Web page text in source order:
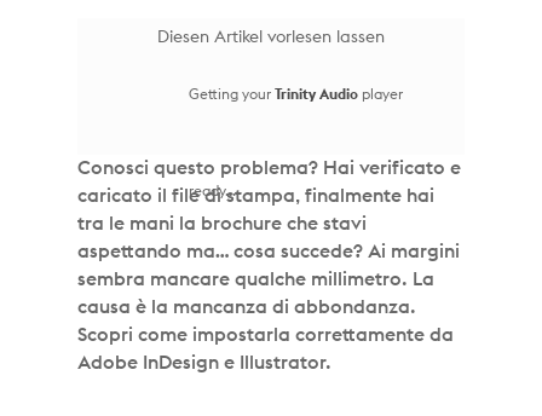
Diesen Artikel vorlesen lassen
Getting your Trinity Audio player
ready...
Conosci questo problema? Hai verificato e
caricato il file di stampa, finalmente hai
tra le mani la brochure che stavi
aspettando ma… cosa succede? Ai margini
sembra mancare qualche millimetro. La
causa è la mancanza di abbondanza.
Scopri come impostarla correttamente da
Adobe InDesign e Illustrator.